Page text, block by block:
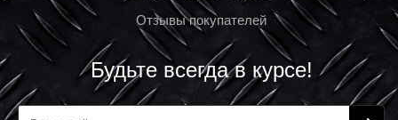
Отзывы покупателей
Будьте всегда в курсе!